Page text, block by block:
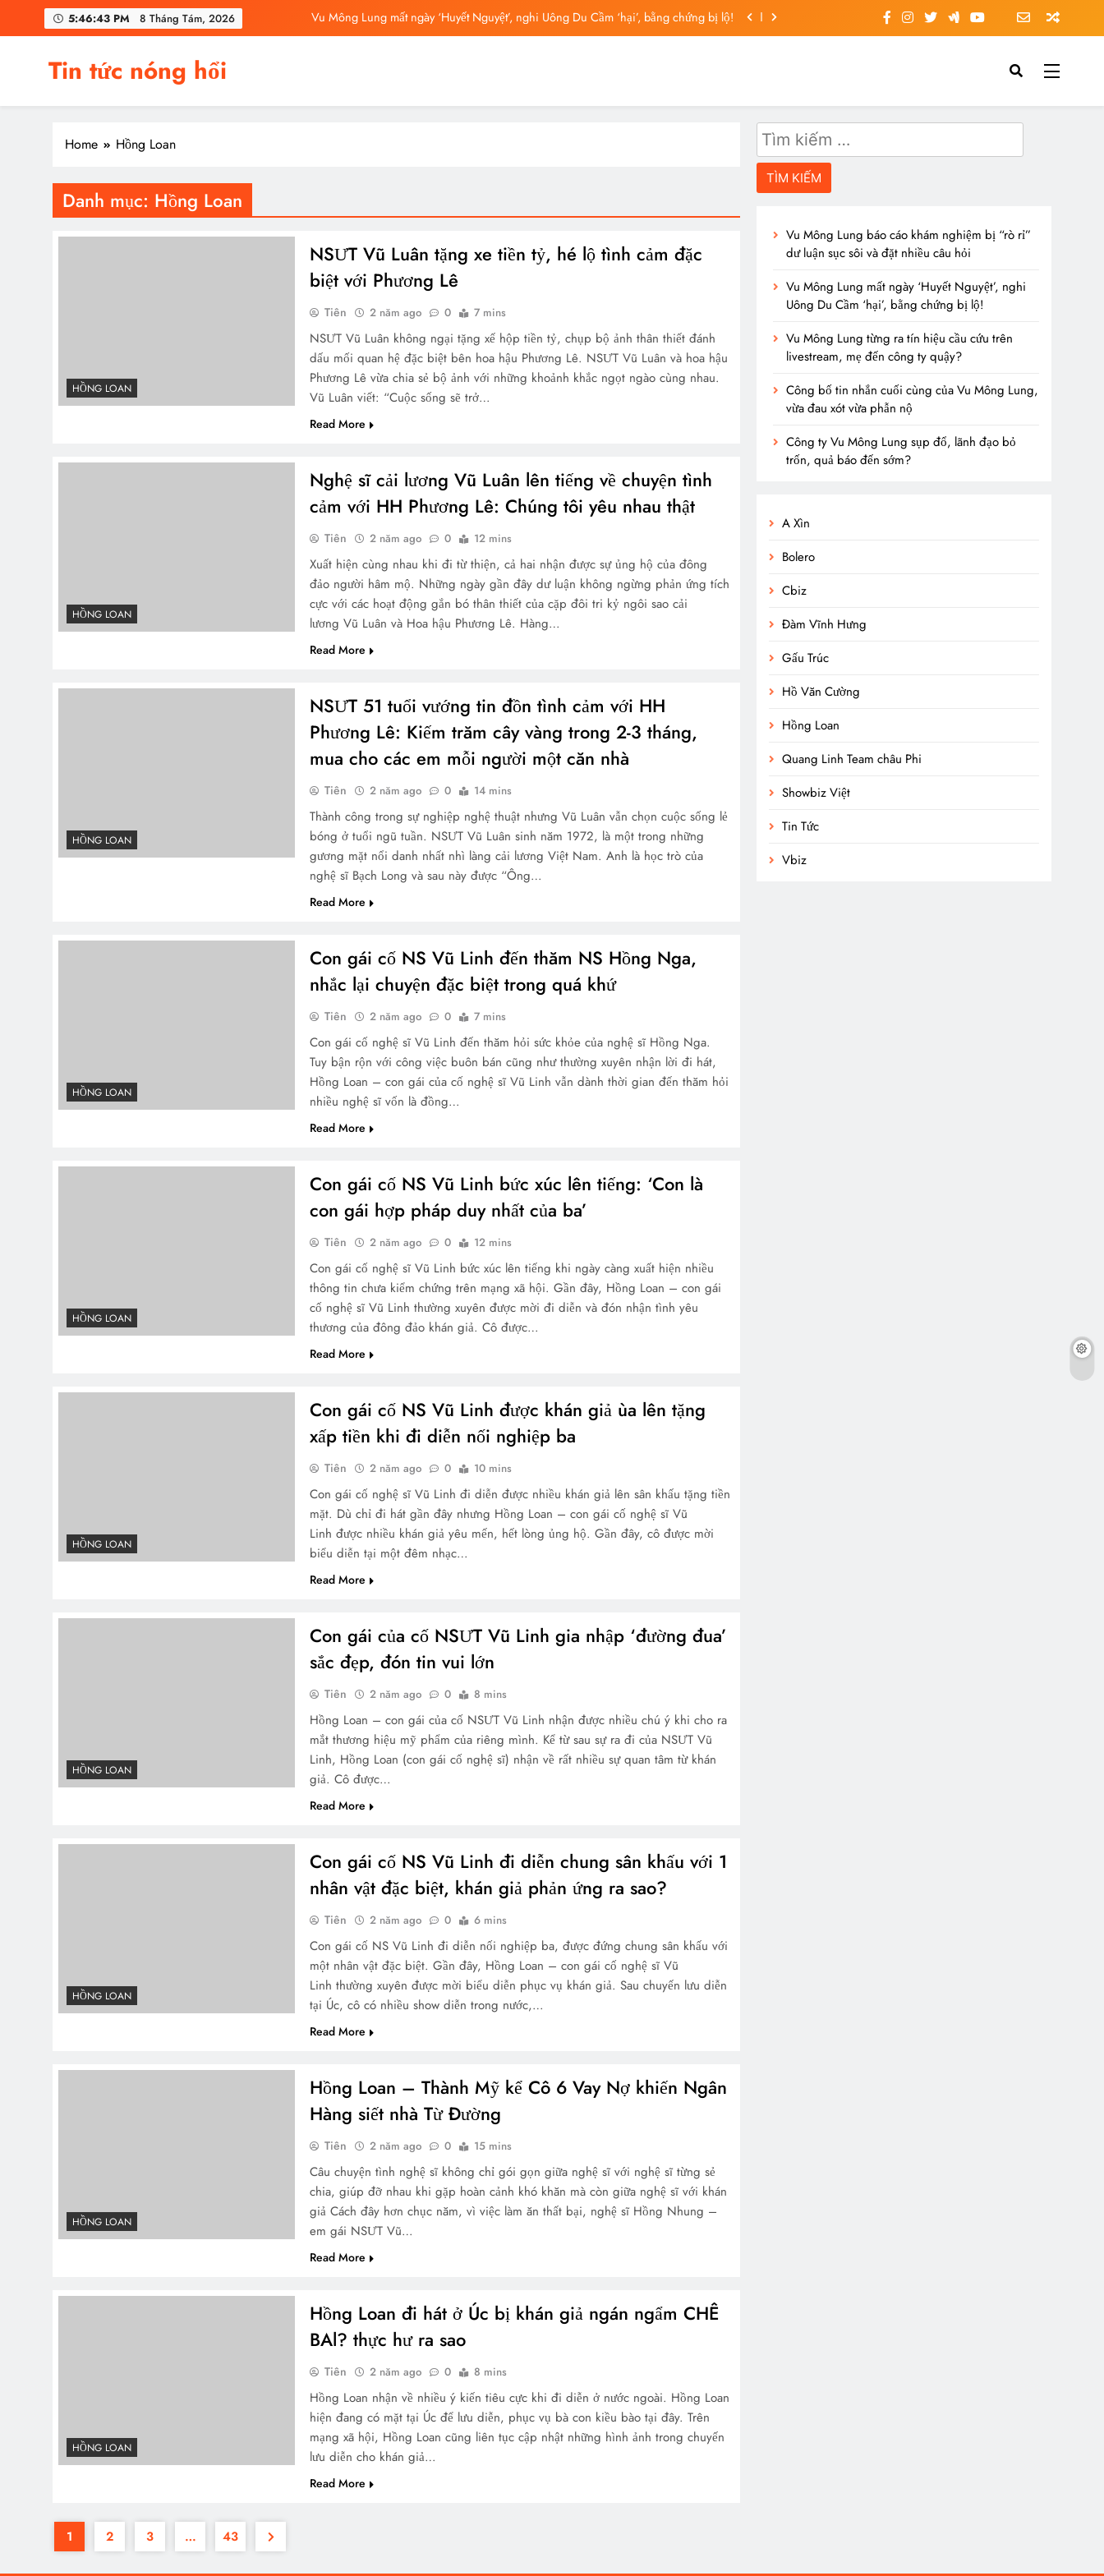
5:46:44 PM 8 Tháng Tám, 2026
Vu Mông Lung mất ngày ‘Huyết Nguyệt’, nghi Uông Du Cầm ‘hại’, bằng chứng bị lộ!
Tin tức nóng hổi
Home Hồng Loan
Danh mục: Hồng Loan
HỒNG LOAN
NSƯT Vũ Luân tặng xe tiền tỷ, hé lộ tình cảm đặc
biệt với Phương Lê
Tiên 2 năm ago 0 7 mins
NSƯT Vũ Luân không ngại tặng xế hộp tiền tỷ, chụp bộ ảnh thân thiết đánh
dấu mối quan hệ đặc biệt bên hoa hậu Phương Lê. NSƯT Vũ Luân và hoa hậu
Phương Lê vừa chia sẻ bộ ảnh với những khoảnh khắc ngọt ngào cùng nhau.
Vũ Luân viết: “Cuộc sống sẽ trở…
Read More
HỒNG LOAN
Nghệ sĩ cải lương Vũ Luân lên tiếng về chuyện tình
cảm với HH Phương Lê: Chúng tôi yêu nhau thật
Tiên 2 năm ago 0 12 mins
Xuất hiện cùng nhau khi đi từ thiện, cả hai nhận được sự ủng hộ của đông
đảo người hâm mộ. Những ngày gần đây dư luận không ngừng phản ứng tích
cực với các hoạt động gắn bó thân thiết của cặp đôi tri kỷ ngôi sao cải
lương Vũ Luân và Hoa hậu Phương Lê. Hàng…
Read More
HỒNG LOAN
NSƯT 51 tuổi vướng tin đồn tình cảm với HH
Phương Lê: Kiếm trăm cây vàng trong 2-3 tháng,
mua cho các em mỗi người một căn nhà
Tiên 2 năm ago 0 14 mins
Thành công trong sự nghiệp nghệ thuật nhưng Vũ Luân vẫn chọn cuộc sống lẻ
bóng ở tuổi ngũ tuần. NSƯT Vũ Luân sinh năm 1972, là một trong những
gương mặt nổi danh nhất nhì làng cải lương Việt Nam. Anh là học trò của
nghệ sĩ Bạch Long và sau này được “Ông…
Read More
HỒNG LOAN
Con gái cố NS Vũ Linh đến thăm NS Hồng Nga,
nhắc lại chuyện đặc biệt trong quá khứ
Tiên 2 năm ago 0 7 mins
Con gái cố nghệ sĩ Vũ Linh đến thăm hỏi sức khỏe của nghệ sĩ Hồng Nga.
Tuy bận rộn với công việc buôn bán cũng như thường xuyên nhận lời đi hát,
Hồng Loan – con gái của cố nghệ sĩ Vũ Linh vẫn dành thời gian đến thăm hỏi
nhiều nghệ sĩ vốn là đồng…
Read More
HỒNG LOAN
Con gái cố NS Vũ Linh bức xúc lên tiếng: ‘Con là
con gái hợp pháp duy nhất của ba’
Tiên 2 năm ago 0 12 mins
Con gái cố nghệ sĩ Vũ Linh bức xúc lên tiếng khi ngày càng xuất hiện nhiều
thông tin chưa kiểm chứng trên mạng xã hội. Gần đây, Hồng Loan – con gái
cố nghệ sĩ Vũ Linh thường xuyên được mời đi diễn và đón nhận tình yêu
thương của đông đảo khán giả. Cô được…
Read More
HỒNG LOAN
Con gái cố NS Vũ Linh được khán giả ùa lên tặng
xấp tiền khi đi diễn nối nghiệp ba
Tiên 2 năm ago 0 10 mins
Con gái cố nghệ sĩ Vũ Linh đi diễn được nhiều khán giả lên sân khấu tặng tiền
mặt. Dù chỉ đi hát gần đây nhưng Hồng Loan – con gái cố nghệ sĩ Vũ
Linh được nhiều khán giả yêu mến, hết lòng ủng hộ. Gần đây, cô được mời
biểu diễn tại một đêm nhạc…
Read More
HỒNG LOAN
Con gái của cố NSƯT Vũ Linh gia nhập ‘đường đua’
sắc đẹp, đón tin vui lớn
Tiên 2 năm ago 0 8 mins
Hồng Loan – con gái của cố NSƯT Vũ Linh nhận được nhiều chú ý khi cho ra
mắt thương hiệu mỹ phẩm của riêng mình. Kể từ sau sự ra đi của NSƯT Vũ
Linh, Hồng Loan (con gái cố nghệ sĩ) nhận về rất nhiều sự quan tâm từ khán
giả. Cô được…
Read More
HỒNG LOAN
Con gái cố NS Vũ Linh đi diễn chung sân khấu với 1
nhân vật đặc biệt, khán giả phản ứng ra sao?
Tiên 2 năm ago 0 6 mins
Con gái cố NS Vũ Linh đi diễn nối nghiệp ba, được đứng chung sân khấu với
một nhân vật đặc biệt. Gần đây, Hồng Loan – con gái cố nghệ sĩ Vũ
Linh thường xuyên được mời biểu diễn phục vụ khán giả. Sau chuyến lưu diễn
tại Úc, cô có nhiều show diễn trong nước,…
Read More
HỒNG LOAN
Hồng Loan – Thành Mỹ kể Cô 6 Vay Nợ khiến Ngân
Hàng siết nhà Từ Đường
Tiên 2 năm ago 0 15 mins
Câu chuyện tình nghệ sĩ không chỉ gói gọn giữa nghệ sĩ với nghệ sĩ từng sẻ
chia, giúp đỡ nhau khi gặp hoàn cảnh khó khăn mà còn giữa nghệ sĩ với khán
giả Cách đây hơn chục năm, vì việc làm ăn thất bại, nghệ sĩ Hồng Nhung –
em gái NSƯT Vũ…
Read More
HỒNG LOAN
Hồng Loan đi hát ở Úc bị khán giả ngán ngẩm CHÊ
BAl? thực hư ra sao
Tiên 2 năm ago 0 8 mins
Hồng Loan nhận về nhiều ý kiến tiêu cực khi đi diễn ở nước ngoài. Hồng Loan
hiện đang có mặt tại Úc để lưu diễn, phục vụ bà con kiều bào tại đây. Trên
mạng xã hội, Hồng Loan cũng liên tục cập nhật những hình ảnh trong chuyến
lưu diễn cho khán giả…
Read More
1 2 3 … 43
Tìm
kiếm
cho:
Vu Mông Lung báo cáo khám nghiệm bị “rò rỉ”
dư luận sục sôi và đặt nhiều câu hỏi
Vu Mông Lung mất ngày ‘Huyết Nguyệt’, nghi
Uông Du Cầm ‘hại’, bằng chứng bị lộ!
Vu Mông Lung từng ra tín hiệu cầu cứu trên
livestream, mẹ đến công ty quậy?
Công bố tin nhắn cuối cùng của Vu Mông Lung,
vừa đau xót vừa phẫn nộ
Công ty Vu Mông Lung sụp đổ, lãnh đạo bỏ
trốn, quả báo đến sớm?
A Xìn
Bolero
Cbiz
Đàm Vĩnh Hưng
Gấu Trúc
Hồ Văn Cường
Hồng Loan
Quang Linh Team châu Phi
Showbiz Việt
Tin Tức
Vbiz